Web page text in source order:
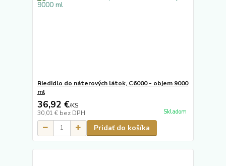
Riedidlo do náterových látok, C6000 - objem 9000
ml
36,92 €/KS
30,01 € bez DPH Skladom
Pridať do košíka